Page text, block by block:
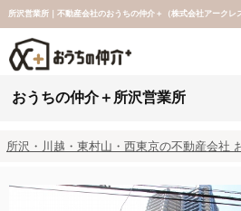
所沢営業所｜不動産会社のおうちの仲介＋（株式会社アークレ
おうちの仲介＋所沢営業所
所沢・川越・東村山・西東京の不動産会社